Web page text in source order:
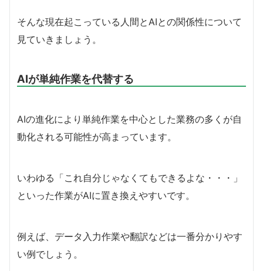
そんな現在起こっている人間とAIとの関係性について
見ていきましょう。
AIが単純作業を代替する
AIの進化により単純作業を中心とした業務の多くが自
動化される可能性が高まっています。
いわゆる「これ自分じゃなくてもできるよな・・・」
といった作業がAIに置き換えやすいです。
例えば、データ入力作業や翻訳などは一番分かりやす
い例でしょう。